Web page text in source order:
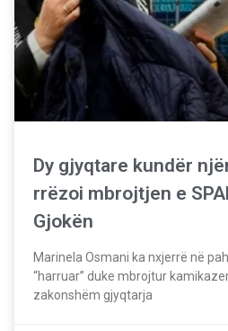
Dy gjyqtare kundër
rrëzoi mbrojtjen e
Gjokën
Marinela Osmani ka nxjerrë në
“harruar” duke mbrojtur
zakonshëm gjyqtarja